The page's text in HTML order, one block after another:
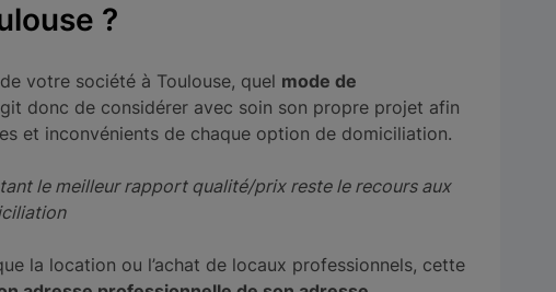
?
votre société à Toulouse, quel mode de
donc de considérer avec soin son propre projet afin
et inconvénients de chaque option de domiciliation.
le meilleur rapport qualité/prix reste le recours aux
la location ou l’achat de locaux professionnels, cette